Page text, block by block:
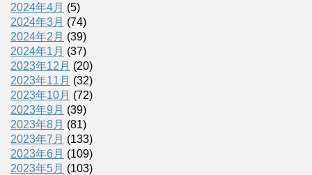
2024年4月 (5)
2024年3月 (74)
2024年2月 (39)
2024年1月 (37)
2023年12月 (20)
2023年11月 (32)
2023年10月 (72)
2023年9月 (39)
2023年8月 (81)
2023年7月 (133)
2023年6月 (109)
2023年5月 (103)